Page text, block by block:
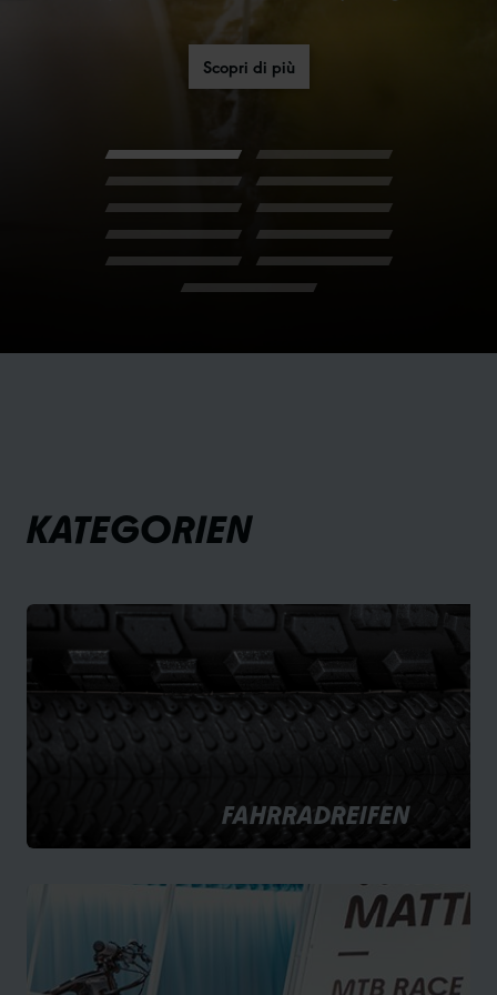
Scopri di più
gamma TOUR in tre famiglie chiaramente
definite: MARATHON, MOTION e HYBRID
KATEGORIEN
FAHRRADREIFEN